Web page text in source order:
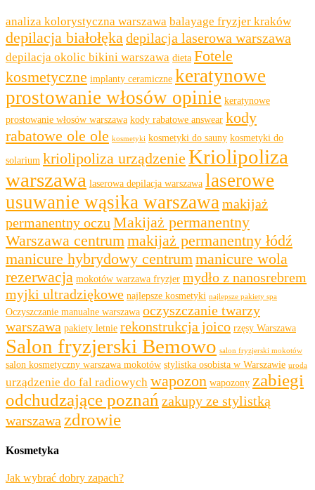
analiza kolorystyczna warszawa balayage fryzjer kraków
depilacja białołęka depilacja laserowa warszawa
depilacja okolic bikini warszawa dieta Fotele
kosmetyczne implanty ceramiczne keratynowe
prostowanie włosów opinie keratynowe
prostowanie włosów warszawa kody rabatowe answear kody
rabatowe ole ole kosmetyki kosmetyki do sauny kosmetyki do
solarium kriolipoliza urządzenie Kriolipoliza
warszawa laserowa depilacja warszawa laserowe
usuwanie wąsika warszawa makijaż
permanentny oczu Makijaż permanentny
Warszawa centrum makijaż permanentny łódź
manicure hybrydowy centrum manicure wola
rezerwacja mokotów warzawa fryzjer mydło z nanosrebrem
myjki ultradziękowe najlepsze kosmetyki najlepsze pakiety spa
Oczyszczanie manualne warszawa oczyszczanie twarzy
warszawa pakiety letnie rekonstrukcja joico rzęsy Warszawa
Salon fryzjerski Bemowo salon fryzjerski mokotów
salon kosmetyczny warszawa mokotów stylistka osobista w Warszawie uroda
urządzenie do fal radiowych wapozon wapozony zabiegi
odchudzające poznań zakupy ze stylistką
warszawa zdrowie
Kosmetyka
Jak wybrać dobry zapach?